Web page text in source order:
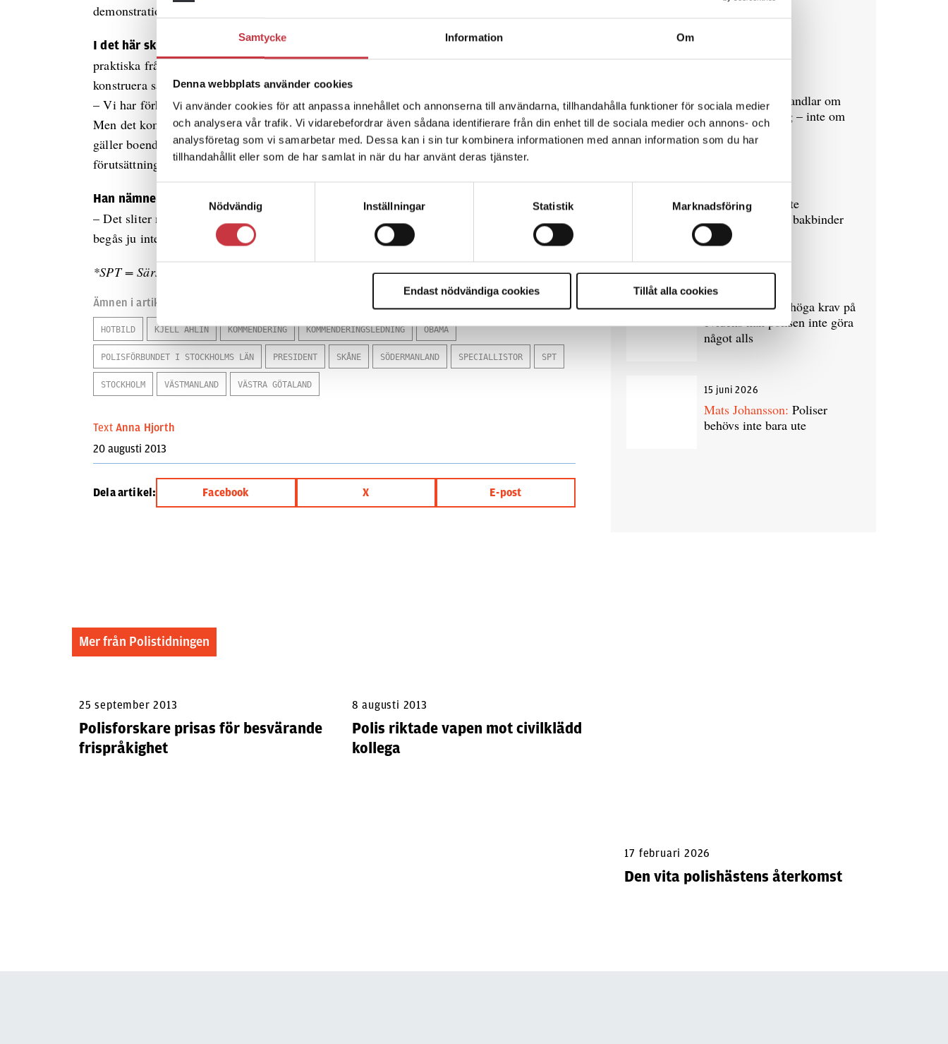
Samtycke Information Om
Denna webbplats använder cookies
Vi använder cookies för att anpassa innehållet och annonserna till användarna, tillhandahålla funktioner för sociala medier
och analysera vår trafik. Vi vidarebefordrar även sådana identifierare från din enhet till de sociala medier och annons- och
analysföretag som vi samarbetar med. Dessa kan i sin tur kombinera informationen med annan information som du har
tillhandahållit eller som de har samlat in när du har använt deras tjänster.
Nödvändig
Inställningar Statistik Marknadsföring
Endast nödvändiga cookies Tillåt alla cookies
demonstrationer som kommer att äga rum.
I det här skedet
av den rekordkorta planeringen inför besöket handlar mycket om en rad
praktiska frågor. Från att lösa boendefrågan för poliser från andra delar av landet, till att
konstruera särskilda tjänstgöringslistor.
– Vi har förhandlat ett antal speciallistor och försöker ordna så bra arbetstider som möjligt.
Men det kommer att bli en del lite längre arbetspass, upp till tolv timmar. Och när det
gäller boendet är det viktigt att det blir bra, så att de som tjänstgör kan vara pigga och ha
förutsättningar att göra ett bra jobb, säger Kjell Ahlin.
Han nämner också
en annan grupp som lätt glöms bort vid stora kommenderingar.
– Det sliter mycket på alla poliser där ute som ska sköta den normala verksamheten. Det
begås ju inte färre brott för att Obama är här.
*SPT = Särskild polistaktik
Ämnen i artikeln
HOTBILD KJELL AHLIN KOMMENDERING KOMMENDERINGSLEDNING OBAMA
POLISFÖRBUNDET I STOCKHOLMS LÄN PRESIDENT SKÅNE SÖDERMANLAND SPECIALLISTOR SPT
STOCKHOLM VÄSTMANLAND VÄSTRA GÖTALAND
Text Anna Hjorth
20 augusti 2013
Dela artikel: Facebook X E-post
Slutreplik:Det handlar om
kunskapsstyrning – inte om
forskarnas motiv
8 juli 2026
Replik:Det är inte
evidenskrav som bakbinder
polisen
7 juli 2026
Debatt:Med för höga krav på
evidens kan polisen inte göra
något alls
15 juni 2026
Mats Johansson: Poliser
behövs inte bara ute
Mer från Polistidningen
25 september 2013
Polisforskare prisas för besvärande
frispråkighet
8 augusti 2013
Polis riktade vapen mot civilklädd
kollega
17 februari 2026
Den vita polishästens återkomst